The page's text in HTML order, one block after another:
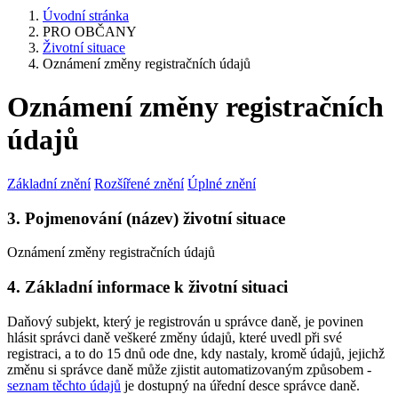
Úvodní stránka
PRO OBČANY
Životní situace
Oznámení změny registračních údajů
Oznámení změny registračních
údajů
Základní znění Rozšířené znění Úplné znění
3. Pojmenování (název) životní situace
Oznámení změny registračních údajů
4. Základní informace k životní situaci
Daňový subjekt, který je registrován u správce daně, je povinen
hlásit správci daně veškeré změny údajů, které uvedl při své
registraci, a to do 15 dnů ode dne, kdy nastaly, kromě údajů, jejichž
změnu si správce daně může zjistit automatizovaným způsobem -
seznam těchto údajů je dostupný na úřední desce správce daně.